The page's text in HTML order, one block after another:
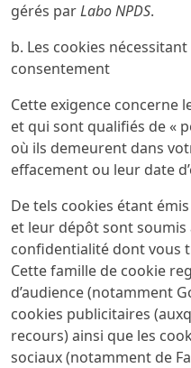
gérés parLabo NPDS.
b. Les cookies
consentement
Cette exigence concerne
et qui sont qualifiés de «
où ils demeurent dans
effacement ou leur date
De tels cookies étant
et leur dépôt sont
confidentialité dont vous
Cette famille de cookie
d’audience (notamment
cookies publicitaires
recours) ainsi que les
sociaux (notamment de